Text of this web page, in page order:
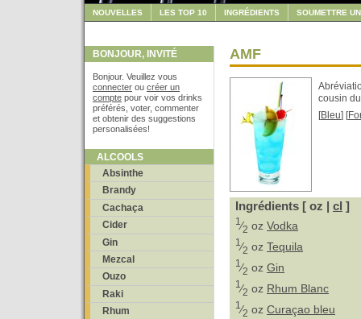
NOUVELLES LES TOP 10 INGRÉDIENTS SOUMETTRE
BONJOUR, INVITÉ
Bonjour. Veuillez vous
connecter ou créer un
compte pour voir vos drinks
préférés, voter, commenter
et obtenir des suggestions
personalisées!
ALCOOLS
Absinthe
Brandy
Cachaça
Cider
Gin
Mezcal
Ouzo
Raki
Rhum
AMF
cousin
[Bleu] [
Ingrédients [ oz | cl ]
1 ⁄2 oz Vodka
1 ⁄2 oz Tequila
1 ⁄2 oz Gin
1 ⁄2 oz Rhum Blanc
1 ⁄2 oz Curaçao bleu